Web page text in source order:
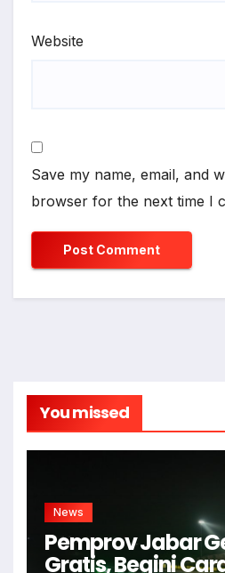
Website
Save my name, email, and
browser for the next time I
You missed
News
Pemprov Jabar
Gratis, Begini